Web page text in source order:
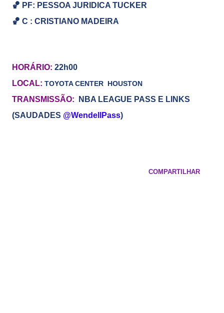
🏀 PF: PESSOA JURIDICA TUCKER
🏀 C : CRISTIANO MADEIRA
HORÁRIO: 22h00
LOCAL: TOYOTA CENTER HOUSTON
TRANSMISSÃO:
NBA LEAGUE PASS E LINKS
(SAUDADES @WendellPass)
COMPARTILHAR